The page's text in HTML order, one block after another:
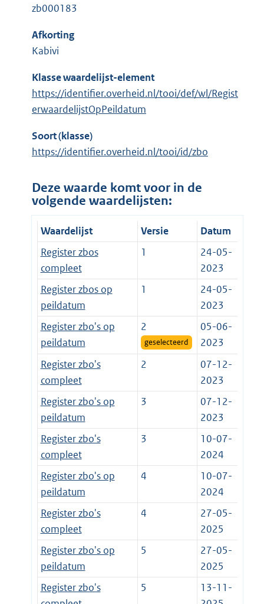
zb000183
Afkorting
Kabivi
Klasse waardelijst-element
https://identifier.overheid.nl/tooi/def/wl/Regist
erwaardelijstOpPeildatum
Soort (klasse)
https://identifier.overheid.nl/tooi/id/zbo
Deze waarde komt voor in de
volgende waardelijsten:
Waardelijst Versie
Datum
Register zbos
compleet
1
24-05-
2023
Register zbos op
peildatum
1
24-05-
2023
Register zbo's op
peildatum
2
geselecteerd
05-06-
2023
Register zbo's
compleet
2
07-12-
2023
Register zbo's op
peildatum
3
07-12-
2023
Register zbo's
compleet
3
10-07-
2024
Register zbo's op
peildatum
4
10-07-
2024
Register zbo's
compleet
4
27-05-
2025
Register zbo's op
peildatum
5
27-05-
2025
Register zbo's
5
13-11-